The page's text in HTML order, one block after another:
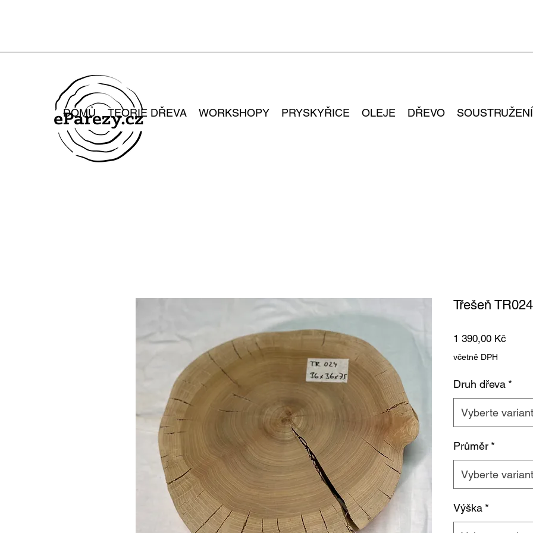
DOMŮ TEORIE DŘEVA WORKSHOPY PRYSKYŘICE OLEJE DŘEVO SOUSTRUŽENÍ
Třešeň TR024
1 390,00 Kč
včetně DPH
Druh dřeva *
Vyberte
Průměr *
Vyberte
Výška *